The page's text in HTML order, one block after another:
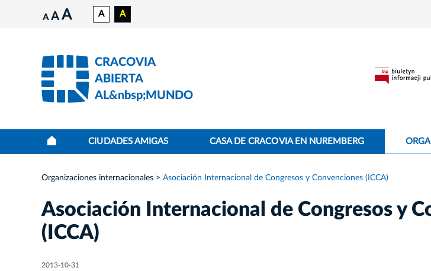
A A A A A
CRACOVIA
ABIERTA
AL&nbsp;MUNDO
CIUDADES AMIGAS CASA DE CRACOVIA EN NUREMBERG
Organizaciones internacionales Asociación Internacional de Congresos y Convenciones (ICCA)
Asociación Internacional de Congresos y
(ICCA)
2013-10-31